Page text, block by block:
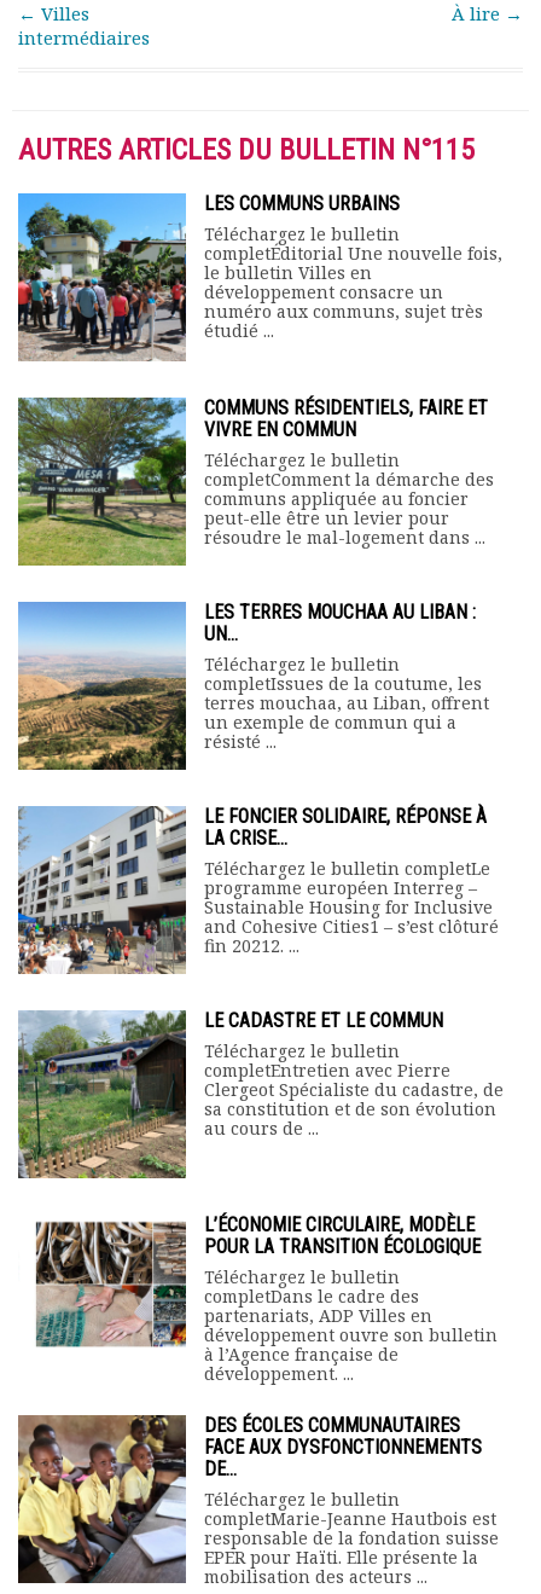
Post navigation
← Villes
intermédiaires
À lire →
AUTRES ARTICLES DU BULLETIN N°115
LES COMMUNS URBAINS
Téléchargez le bulletin
completÉditorial Une nouvelle fois,
le bulletin Villes en
développement consacre un
numéro aux communs, sujet très
étudié ...
COMMUNS RÉSIDENTIELS, FAIRE ET
VIVRE EN COMMUN
Téléchargez le bulletin
completComment la démarche des
communs appliquée au foncier
peut-elle être un levier pour
résoudre le mal-logement dans ...
LES TERRES MOUCHAA AU LIBAN :
UN...
Téléchargez le bulletin
completIssues de la coutume, les
terres mouchaa, au Liban, offrent
un exemple de commun qui a
résisté ...
LE FONCIER SOLIDAIRE, RÉPONSE À
LA CRISE...
Téléchargez le bulletin completLe
programme européen Interreg –
Sustainable Housing for Inclusive
and Cohesive Cities1 – s’est clôturé
fin 20212. ...
LE CADASTRE ET LE COMMUN
Téléchargez le bulletin
completEntretien avec Pierre
Clergeot Spécialiste du cadastre, de
sa constitution et de son évolution
au cours de ...
L’ÉCONOMIE CIRCULAIRE, MODÈLE
POUR LA TRANSITION ÉCOLOGIQUE
Téléchargez le bulletin
completDans le cadre des
partenariats, ADP Villes en
développement ouvre son bulletin
à l’Agence française de
développement. ...
DES ÉCOLES COMMUNAUTAIRES
FACE AUX DYSFONCTIONNEMENTS
DE...
Téléchargez le bulletin
completMarie-Jeanne Hautbois est
responsable de la fondation suisse
EPER pour Haïti. Elle présente la
mobilisation des acteurs ...